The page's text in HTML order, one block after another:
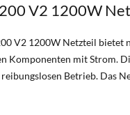
V2 1200W
V2 1200W Netzteil bietet
Komponenten mit Strom.
Betrieb. Das